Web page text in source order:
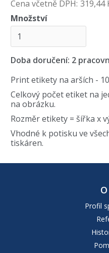
Cena včetně DPH: 319,44
Množství
Doba doručení: 2
Print etikety na arších -
Celkový počet etiket na
na obrázku.
Rozměr etikety = šířka x
Vhodné k potisku ve
tiskáren.
Profil